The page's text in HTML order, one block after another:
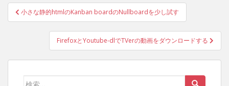
投
稿
ゲ
小さな静的htmlのKanban boardのNullboardを少し試す
FirefoxとYoutube-dlでTVerの動画をダウンロードする
検